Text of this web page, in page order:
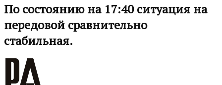
По состоянию на 17:40 ситуация на
передовой сравнительно
стабильная.